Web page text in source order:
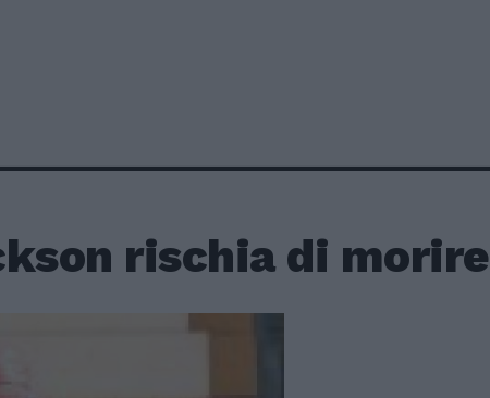
rischia di morire